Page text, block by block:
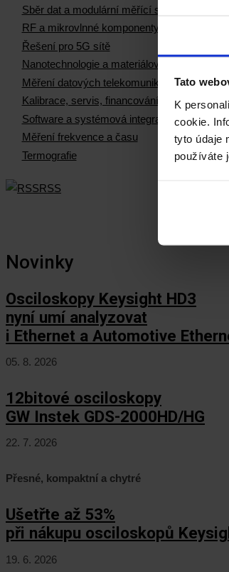
Tato
K
cookie.
tyto údaje
používáte
Sběr dat a modulární měřící systémy
RF a mikrovlnné komponenty
Řešení pro 5G sítě
Nanotechnologie a materiálová měření
Měření datových telekomunikačních sítí
Kalibrace, servis, financování
Software a systémová integrace
Měření frekvence a času
Termografie
RSS
Novinky
Osciloskopy Keysight HD3
nyní umí analyzovat
i Ethernet a Automotive
05. 8. 2026
12bitové osciloskopy
GW Instek GDS-2000HD/HG
22. 7. 2026
Přesné, kompaktní a chytré
Ušetřte až 53%
při nákupu osciloskopů
19. 6. 2026